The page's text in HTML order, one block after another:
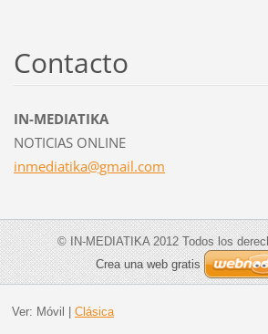
Contacto
IN-MEDIATIKA
NOTICIAS ONLINE
inmediatika@gmail.com
© IN-MEDIATIKA 2012 Todos los
Crea una web gratis
Ver: Móvil Clásica